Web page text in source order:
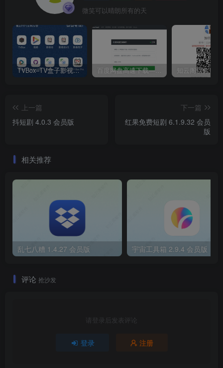
微笑可以晴朗所有的天
TVBox–TV盒子影视神器【附视频源和下载地址】【附自带源软件】 百度网盘高速下载——解析站点汇总
上一篇
抖短剧 4.0.3 会员版
下一篇
红果免费短剧 6.1.9.32 会员
版
相关推荐
乱七八糟 1.4.27 会员版 宇宙工具箱 2.9.4 会员版
评论 抢沙发
请登录后发表评论
登录 注册